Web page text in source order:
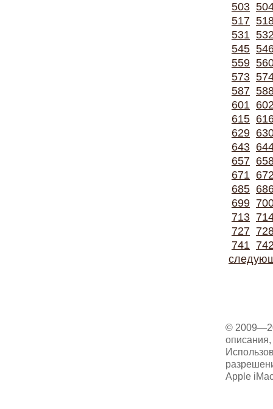
503
517
531
545
559
573
587
601
615
629
643
657
671
685
699
713
727
741
©
описания,
Apple